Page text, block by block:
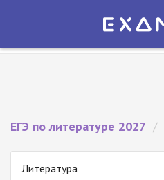
Экзамер — ЕГЭ 2027
ЕГЭ по литературе 2027 /
Литература